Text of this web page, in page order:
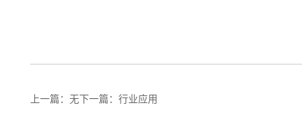
上一篇：无 下一篇： 行业应用